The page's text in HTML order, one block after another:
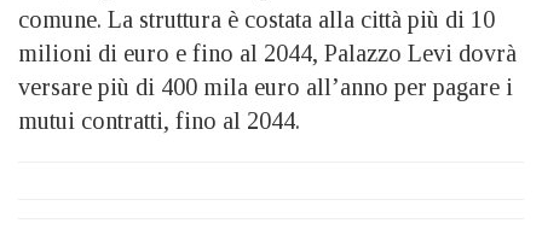
comune. La struttura è costata alla città più di 10
milioni di euro e fino al 2044, Palazzo Levi dovrà
versare più di 400 mila euro all’anno per pagare i
mutui contratti, fino al 2044.